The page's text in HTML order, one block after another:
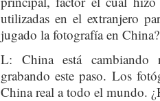
utilizadas en el extranjero
jugado la fotografía en China?
L: China está cambiando
grabando este paso. Los
China real a todo el mundo.